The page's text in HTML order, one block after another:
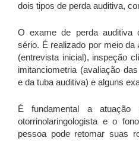
dois tipos de perda auditiva,
O exame de perda auditiva
sério. É realizado por meio
(entrevista inicial), inspeção
imitanciometria (avaliação
e da tuba auditiva) e alguns
É fundamental a atuação
otorrinolaringologista e o
pessoa pode retomar suas